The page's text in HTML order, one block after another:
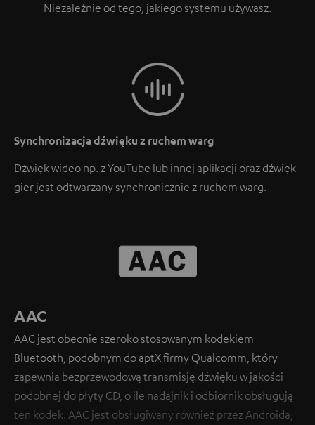
Niezależnie od tego, jakiego systemu używasz.
Synchronizacja dźwięku z ruchem warg
Dźwięk wideo np. z YouTube lub innej aplikacji oraz dźwięk
gier jest odtwarzany synchronicznie z ruchem warg.
AAC
AAC jest obecnie szeroko stosowanym kodekiem
Bluetooth, podobnym do aptX firmy Qualcomm, który
zapewnia bezprzewodową transmisję dźwięku w jakości
podobnej do płyty CD, o ile nadajnik i odbiornik obsługują
ten kodek. AAC jest obsługiwany również przez Androida,